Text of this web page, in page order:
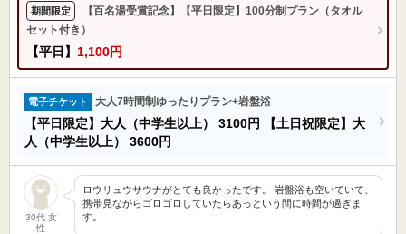
期間限定
【百名湯受賞記念】【平日限定】100分制プラン（タオル
セット付き）
【平日】 1,100円
電子チケット 大人7時間制ゆったりプラン+岩盤浴
【平日限定】大人（中学生以上） 3100円
【土日祝限定】大
人（中学生以上） 3600円
30代 女
性
ロウリュウサウナがとても良かったです。 岩盤浴も空いていて、
携帯見ながらゴロゴロしていたらあっという間に時間が過ぎま
す。